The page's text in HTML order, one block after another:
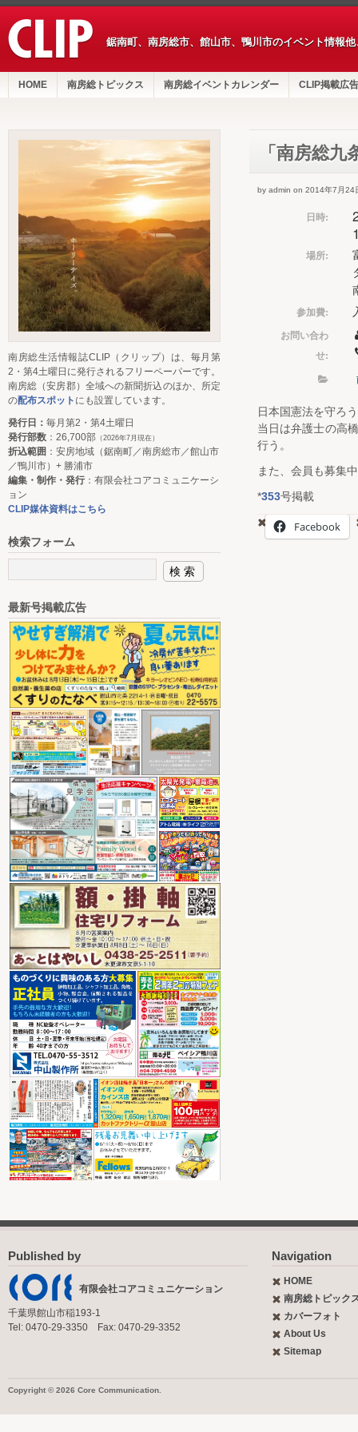
鋸南町、南房総市、館山市、鴨川市のイベント情報
HOME 南房総トピックス 南房総イベントカレンダー CLIP掲載広告
「南房総
by admin on 2014年7月24
日時:
場所:
参加費:
お問い合わ
せ:
日本国憲法を守ろ
当日は弁護士の高
行う。
また、会員も募集
*353号掲載
Facebook
南房総生活情報誌CLIP（クリップ）は、毎月第
2・第4土曜日に発行されるフリーペーパーです。
南房総（安房郡）全域への新聞折込のほか、所定
の配布スポット にも設置しています。
発行日： 毎月第2・第4土曜日
発行部数 ：26,700部 （2026年7月現在）
折込範囲 ：安房地域（鋸南町／南房総市／館山市
／鴨川市）+ 勝浦市
編集・制作・発行：有限会社コアコミュニケーシ
ョン
CLIP媒体資料はこちら
検索フォーム
最新号掲載広告
Published by
有限会社コアコミュニケーション
千葉県館山市稲193-1
Tel: 0470-29-3350 Fax: 0470-29-3352
Navigation
HOME
南房総トピック
カバーフォト
About Us
Sitemap
Copyright © 2026 Core Communication.